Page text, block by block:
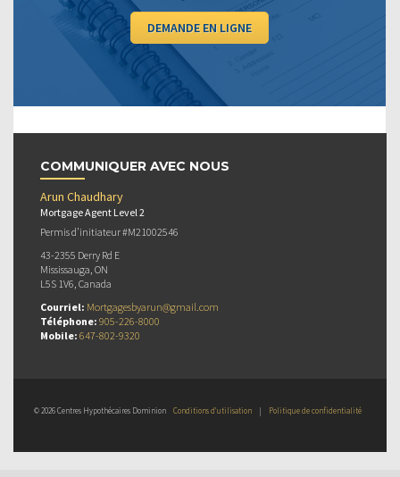
DEMANDE EN LIGNE
COMMUNIQUER AVEC NOUS
Arun Chaudhary
Mortgage Agent Level 2
Permis d’initiateur #M21002546
43-2355 Derry Rd E
Mississauga, ON
L5S 1V6, Canada
Courriel: Mortgagesbyarun@gmail.com
Téléphone: 905-226-8000
Mobile: 647-802-9320
© 2026 Centres Hypothécaires Dominion Conditions d’utilisation | Politique de confidentialité